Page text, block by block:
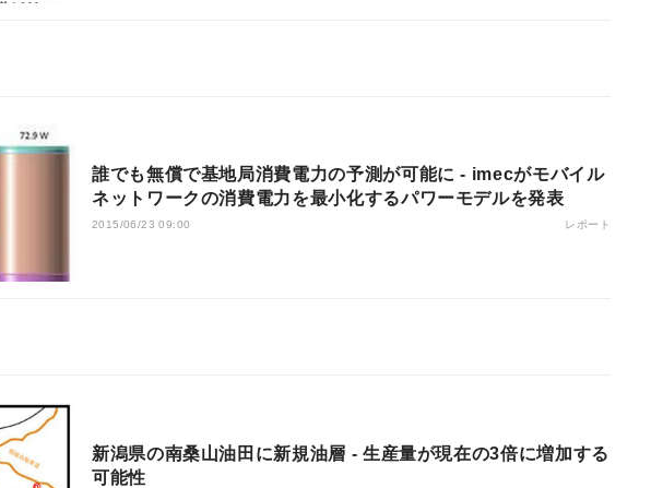
誰でも無償で基地局消費電力の予測が可能に - imecがモバイル
ネットワークの消費電力を最小化するパワーモデルを発表
2015/06/23 09:00 レポート
新潟県の南桑山油田に新規油層 - 生産量が現在の3倍に増加する
可能性